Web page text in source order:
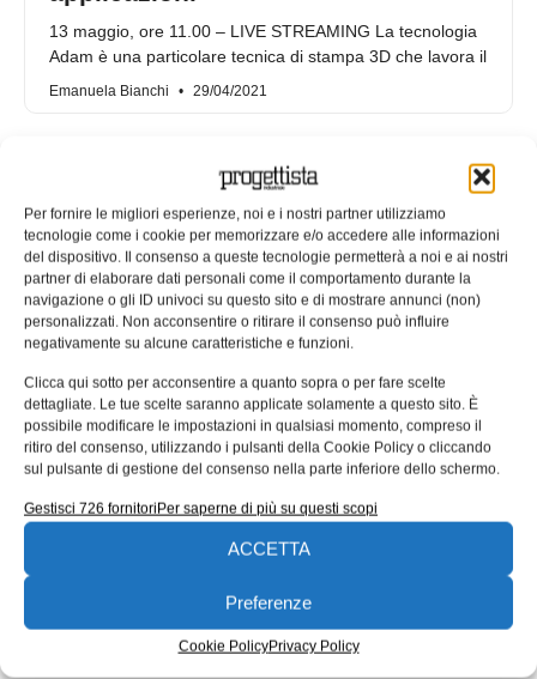
Per fornire le migliori esperienze, noi e i nostri partner utilizziamo
tecnologie come i cookie per memorizzare e/o accedere alle informazioni
del dispositivo. Il consenso a queste tecnologie permetterà a noi e ai nostri
partner di elaborare dati personali come il comportamento durante la
navigazione o gli ID univoci su questo sito e di mostrare annunci (non)
personalizzati. Non acconsentire o ritirare il consenso può influire
negativamente su alcune caratteristiche e funzioni.
Clicca qui sotto per acconsentire a quanto sopra o per fare scelte
dettagliate. Le tue scelte saranno applicate solamente a questo sito. È
possibile modificare le impostazioni in qualsiasi momento, compreso il
ritiro del consenso, utilizzando i pulsanti della Cookie Policy o cliccando
sul pulsante di gestione del consenso nella parte inferiore dello schermo.
Gestisci 726 fornitoriPer saperne di più su questi scopi
ACCETTA
Preferenze
Cookie PolicyPrivacy Policy
13 maggio, ore 11.00 – LIVE STREAMING La tecnologia
Adam è una particolare tecnica di stampa 3D che lavora il
Emanuela Bianchi 29/04/2021
Tesis Engineering: soluzioni
personalizzate per l’handling
industriale
Tesis Engineering opera nel settore della progettazione e